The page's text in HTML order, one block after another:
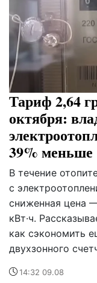
Тариф 2,64
октября:
39% меньше
В течение
с
сниженная цена
кВт·ч.
как сэкономить
двухзонного
14:32 09.08